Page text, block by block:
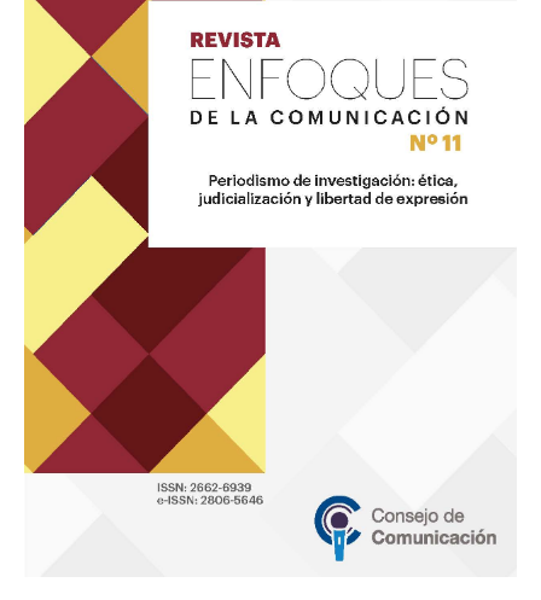
Comunicación
«Periodismo
investigación
judicialización
libertad
expresión»